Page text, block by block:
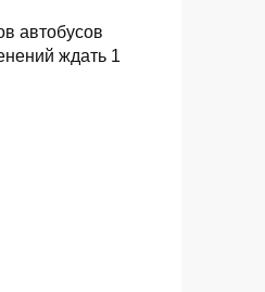
автобусов
ждать 1
сосиски в
обратить
в продаже
дождя идти в